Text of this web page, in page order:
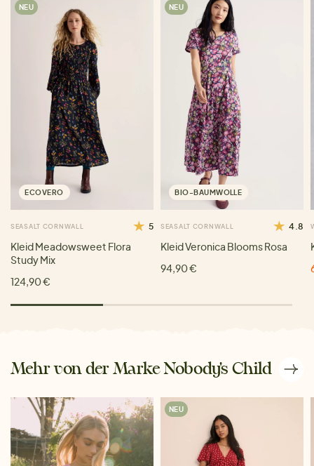
NEU
ECOVERO
SEASALT CORNWALL 5
Kleid Meadowsweet Flora
Study Mix
124,90 €
NEU
BIO-BAUMWOLLE
SEASALT CORNWALL 4.8
Kleid Veronica Blooms Rosa
94,90 €
Mehr von der Marke Nobody's Child
NEU